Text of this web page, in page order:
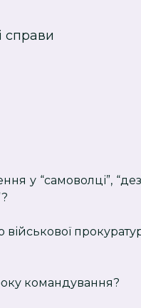
справи
у “самоволці”,
командування?